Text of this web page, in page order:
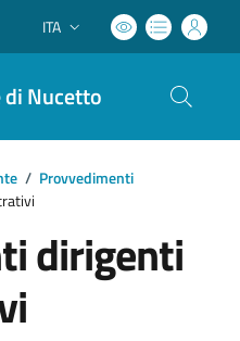
Lingua attiva:
ITA
di Nucetto
/ Provvedimenti
dirigenti